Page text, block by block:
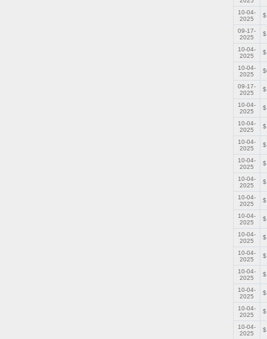
10-04-
2025
09-17-
2025
10-04-
2025
10-04-
2025
09-17-
2025
10-04-
2025
10-04-
2025
10-04-
2025
10-04-
2025
10-04-
2025
10-04-
2025
10-04-
2025
10-04-
2025
10-04-
2025
10-04-
2025
10-04-
2025
10-04-
2025
10-04-
2025